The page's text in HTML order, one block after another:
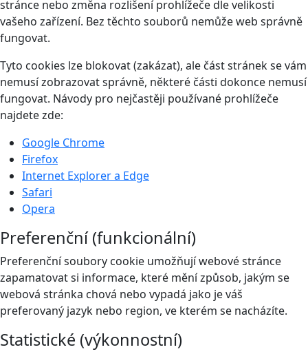
stránce nebo změna rozlišení prohlížeče dle velikosti
vašeho zařízení. Bez těchto souborů nemůže web správně
fungovat.
Tyto cookies lze blokovat (zakázat), ale část stránek se vám
nemusí zobrazovat správně, některé části dokonce nemusí
fungovat. Návody pro nejčastěji používané prohlížeče
najdete zde:
Google Chrome
Firefox
Internet Explorer a Edge
Safari
Opera
Preferenční (funkcionální)
Preferenční soubory cookie umožňují webové stránce
zapamatovat si informace, které mění způsob, jakým se
webová stránka chová nebo vypadá jako je váš
preferovaný jazyk nebo region, ve kterém se nacházíte.
Statistické (výkonnostní)